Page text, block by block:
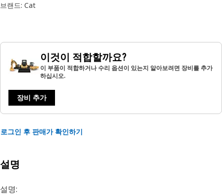
브랜드: Cat
이것이 적합할까요?
이 부품이 적합하거나 수리 옵션이 있는지 알아보려면 장비를 추가
하십시오.
장비 추가
로그인 후 판매가 확인하기
설명
설명: